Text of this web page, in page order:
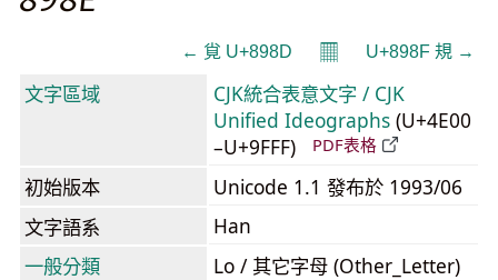
← 覍 U+898D 𝄜 U+898F 規 →
文字區域
CJK統合表意文字 / CJK
Unified Ideographs (U+4E00
–U+9FFF)
PDF表格
初始版本
Unicode 1.1 發布於 1993/06
文字語系
Han
一般分類
Lo / 其它字母 (Other_Letter)